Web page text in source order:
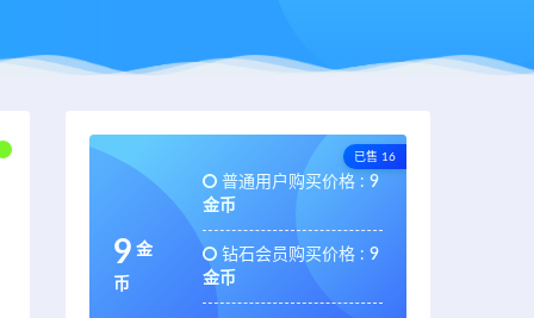
已售 16
9 金
币
普通用户购买价格 : 9
金币
钻石会员购买价格 : 9
金币